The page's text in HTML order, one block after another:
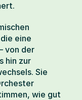
eine
von der
hin zur
Sie
wie gut